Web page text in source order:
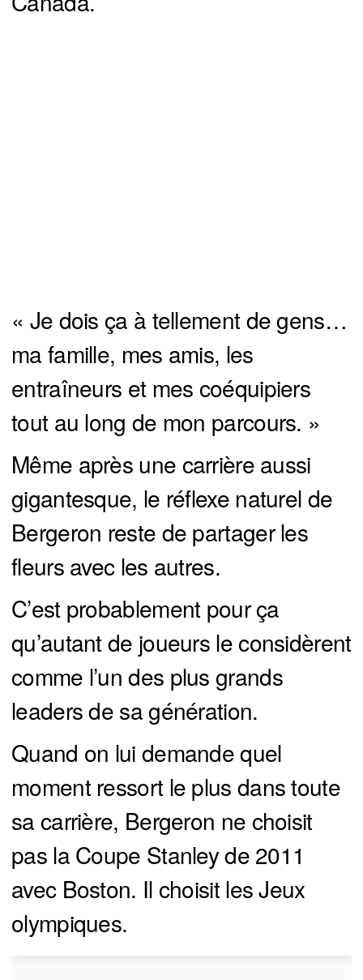
« Je dois ça à tellement de gens…
ma famille, mes amis, les
entraîneurs et mes coéquipiers
tout au long de mon parcours. »
Même après une carrière aussi
gigantesque, le réflexe naturel de
Bergeron reste de partager les
fleurs avec les autres.
C’est probablement pour ça
qu’autant de joueurs le considèrent
comme l’un des plus grands
leaders de sa génération.
Quand on lui demande quel
moment ressort le plus dans toute
sa carrière, Bergeron ne choisit
pas la Coupe Stanley de 2011
avec Boston. Il choisit les Jeux
olympiques.